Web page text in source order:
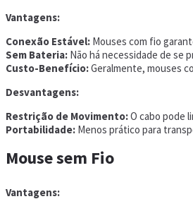
Vantagens:
Conexão Estável: Mouses com fio
Sem Bateria: Não há necessidade de se
Custo-Benefício:Geralmente, mouses
Desvantagens:
Restrição de Movimento:O cabo pode
Portabilidade: Menos prático para
Mouse sem Fio
Vantagens: